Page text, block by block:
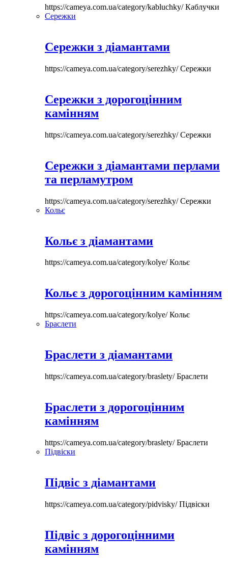
https://cameya.com.ua/category/kabluchky/Каблучки
Сережки
Сережки з діамантами
https://cameya.com.ua/category/serezhky/Сережки
Сережки з дорогоцінним
камінням
https://cameya.com.ua/category/serezhky/Сережки
Сережки з діамантами перлами
та перламутром
https://cameya.com.ua/category/serezhky/Сережки
Кольє
Кольє з діамантами
https://cameya.com.ua/category/kolye/Кольє
Кольє з дорогоцінним камінням
https://cameya.com.ua/category/kolye/Кольє
Браслети
Браслети з діамантами
https://cameya.com.ua/category/braslety/Браслети
Браслети з дорогоцінним
камінням
https://cameya.com.ua/category/braslety/Браслети
Підвіски
Підвіс з діамантами
https://cameya.com.ua/category/pidvisky/Підвіски
Підвіс з дорогоцінними
камінням